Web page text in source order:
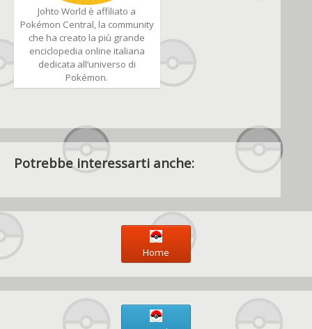
Johto World è affiliato a
Pokémon Central, la community
che ha creato la più grande
enciclopedia online italiana
dedicata all’universo di
Pokémon.
Potrebbe interessarti anche:
Home